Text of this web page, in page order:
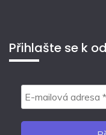
Přihlašte se k